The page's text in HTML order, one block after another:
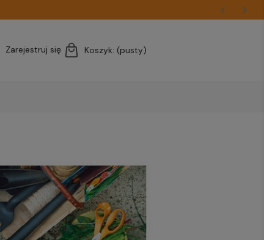
Zarejestruj się Koszyk: (pusty)